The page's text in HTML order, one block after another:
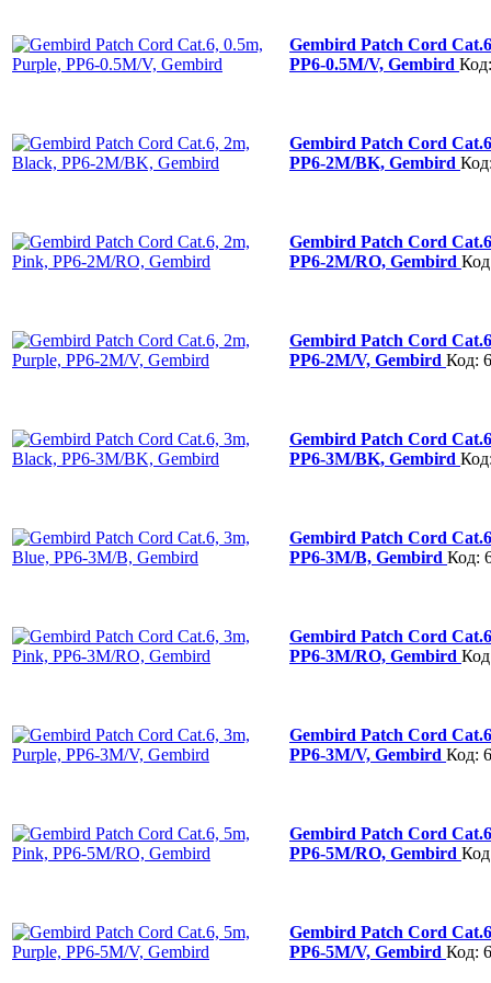
Gembird Patch Cord
PP6-0.5M/V, Gembird
Gembird Patch Cord
PP6-2M/BK, Gembird
Gembird Patch Cord
PP6-2M/RO, Gembird
Gembird Patch Cord
PP6-2M/V, Gembird Код:
Gembird Patch Cord
PP6-3M/BK, Gembird
Gembird Patch Cord
PP6-3M/B, Gembird Код:
Gembird Patch Cord
PP6-3M/RO, Gembird
Gembird Patch Cord
PP6-3M/V, Gembird Код:
Gembird Patch Cord
PP6-5M/RO, Gembird
Gembird Patch Cord
PP6-5M/V, Gembird Код: